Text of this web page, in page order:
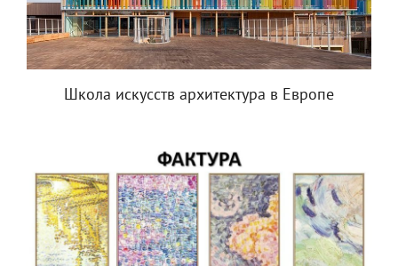
Школа искусств архитектура в Европе